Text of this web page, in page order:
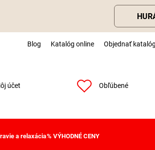
Blog Katalóg online Objednať katalóg
účet Obľúbené
a relaxácia% VÝHODNÉ CENY